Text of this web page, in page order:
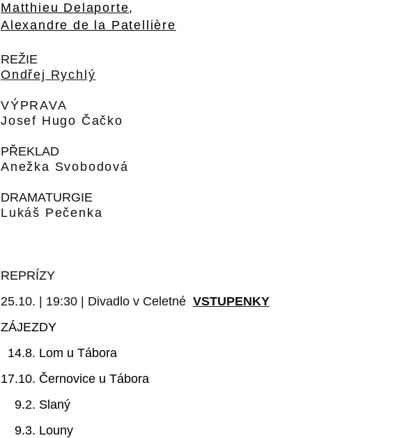
Matthieu Delaporte,
Alexandre de la Patellière
REŽIE
Ondřej Rychlý
VÝPRAVA
Josef Hugo Čačko
PŘEKLAD
Anežka Svobodová
DRAMATURGIE
Lukáš Pečenka
REPRÍZY
25.10. | 19:30 | Divadlo v Celetné VSTUPENKY
ZÁJEZDY
14.8. Lom u Tábora
17.10. Černovice u Tábora
9.2. Slaný
9.3. Louny